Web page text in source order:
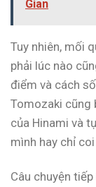
Gian
Tuy nhiên, mối
phải lúc nào
điểm và cách
Tomozaki cũng
của Hinami và
mình hay chỉ
Câu chuyện